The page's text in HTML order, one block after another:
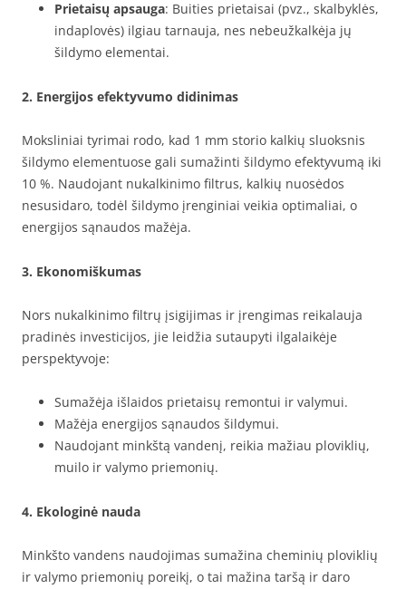
Prietaisų apsauga: Buities prietaisai (pvz., skalbyklės,
indaplovės) ilgiau tarnauja, nes nebeužkalkėja jų
šildymo elementai.
2. Energijos efektyvumo didinimas
Moksliniai tyrimai rodo, kad 1 mm storio kalkių sluoksnis
šildymo elementuose gali sumažinti šildymo efektyvumą iki
10 %. Naudojant nukalkinimo filtrus, kalkių nuosėdos
nesusidaro, todėl šildymo įrenginiai veikia optimaliai, o
energijos sąnaudos mažėja.
3. Ekonomiškumas
Nors nukalkinimo filtrų įsigijimas ir įrengimas reikalauja
pradinės investicijos, jie leidžia sutaupyti ilgalaikėje
perspektyvoje:
Sumažėja išlaidos prietaisų remontui ir valymui.
Mažėja energijos sąnaudos šildymui.
Naudojant minkštą vandenį, reikia mažiau ploviklių,
muilo ir valymo priemonių.
4. Ekologinė nauda
Minkšto vandens naudojimas sumažina cheminių ploviklių
ir valymo priemonių poreikį, o tai mažina taršą ir daro